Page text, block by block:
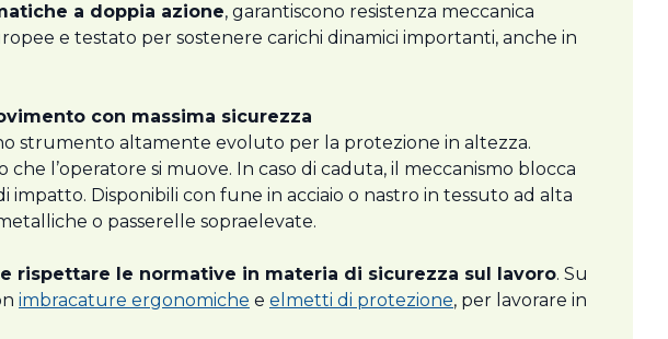
a doppia azione, garantiscono resistenza meccanica
e testato per sostenere carichi dinamici importanti, anche in
con massima sicurezza
strumento altamente evoluto per la protezione in altezza.
l’operatore si muove. In caso di caduta, il meccanismo blocca
Disponibili con fune in acciaio o nastro in tessuto ad alta
o passerelle sopraelevate.
rispettare le normative in materia di sicurezza sul lavoro. Su
imbracature ergonomiche e elmetti di protezione, per lavorare in